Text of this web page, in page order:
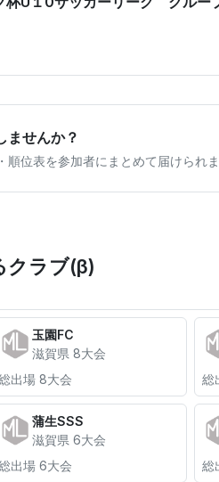
ませんか？
位表を参加者にまとめて届けられま
クラブ(β)
玉園FC
滋賀県 8大会
出場 8大会
総
蒲生SSS
滋賀県 6大会
出場 6大会
総